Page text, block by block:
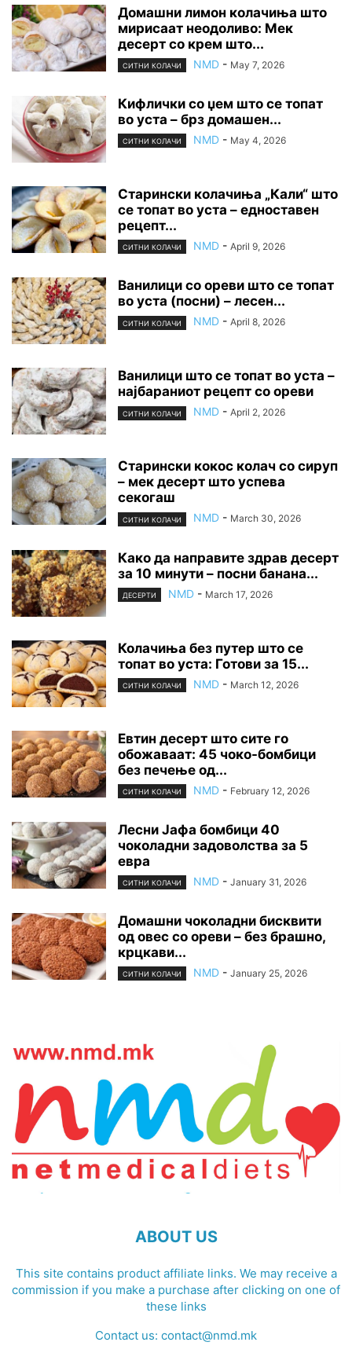
Домашни лимон колачиња што
мирисаат неодоливо: Мек
десерт со крем што...
СИТНИ КОЛАЧИ NMD - May 7, 2026
Кифлички со џем што се топат
во уста – брз домашен...
СИТНИ КОЛАЧИ NMD - May 4, 2026
Старински колачиња „Кали“ што
се топат во уста – едноставен
рецепт...
СИТНИ КОЛАЧИ NMD - April 9, 2026
Ванилици со ореви што се топат
во уста (посни) – лесен...
СИТНИ КОЛАЧИ NMD - April 8, 2026
Ванилици што се топат во уста –
најбараниот рецепт со ореви
СИТНИ КОЛАЧИ NMD - April 2, 2026
Старински кокос колач со сируп
– мек десерт што успева
секогаш
СИТНИ КОЛАЧИ NMD - March 30, 2026
Како да направите здрав десерт
за 10 минути – посни банана...
ДЕСЕРТИ NMD - March 17, 2026
Колачиња без путер што се
топат во уста: Готови за 15...
СИТНИ КОЛАЧИ NMD - March 12, 2026
Евтин десерт што сите го
обожаваат: 45 чоко-бомбици
без печење од...
СИТНИ КОЛАЧИ NMD - February 12, 2026
Лесни Јафа бомбици 40
чоколадни задоволства за 5
евра
СИТНИ КОЛАЧИ NMD - January 31, 2026
Домашни чоколадни бисквити
од овес со ореви – без брашно,
крцкави...
СИТНИ КОЛАЧИ NMD - January 25, 2026
ABOUT US
This site contains product affiliate links. We may receive a
commission if you make a purchase after clicking on one of
these links
Contact us: contact@nmd.mk